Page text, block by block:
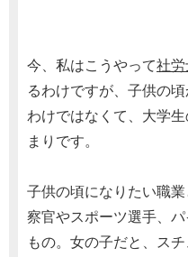
今、私はこうやって社
るわけですが、子供の
わけではなくて、大学
まりです。
子供の頃になりたい職
察官やスポーツ選手、
もの。女の子だと、ス